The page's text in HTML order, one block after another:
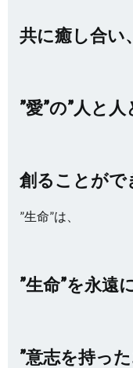
共に癒し合い
”愛”の”人と
創ることがで
”生命”は、
”生命”を永遠
”意志を持っ